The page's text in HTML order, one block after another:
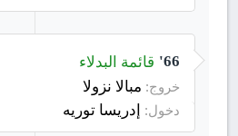
66' قائمة البدلاء
خروج: مبالا نزولا
دخول: إدريسا توريه